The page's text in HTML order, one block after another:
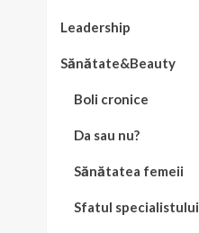
Leadership
Sănătate&Beauty
Boli cronice
Da sau nu?
Sănătatea femeii
Sfatul specialistului